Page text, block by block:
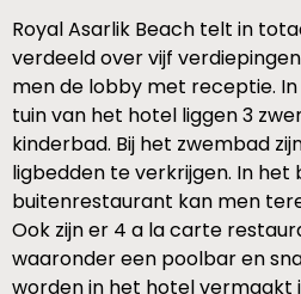
Royal Asarlik Beach telt in
verdeeld over vijf
men de lobby met receptie.
tuin van het hotel liggen 3
kinderbad. Bij het zwembad
ligbedden te verkrijgen. In het
buitenrestaurant kan men
Ook zijn er 4 a la carte
waaronder een poolbar en
worden in het hotel vermaakt